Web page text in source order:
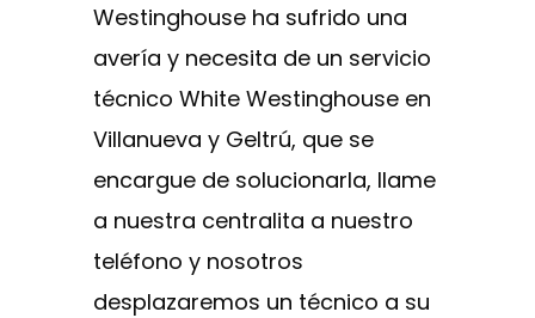
Westinghouse ha sufrido una
avería y necesita de un servicio
técnico White Westinghouse en
Villanueva y Geltrú, que se
encargue de solucionarla, llame
a nuestra centralita a nuestro
teléfono y nosotros
desplazaremos un técnico a su